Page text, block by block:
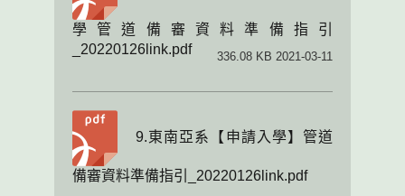
學管道備審資料準備指引
_20220126link.pdf
336.08 KB 2021-03-11
9.東南亞系【申請入學】管道
備審資料準備指引_20220126link.pdf